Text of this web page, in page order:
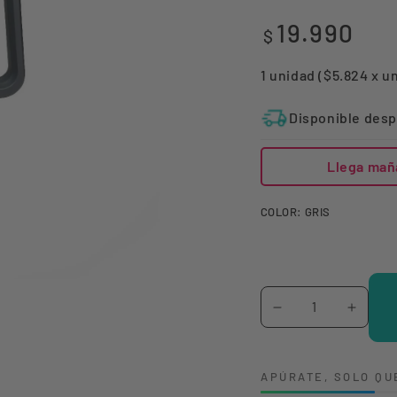
Precio
regular
$ 19.990
1 unidad ($5.824 x
Disponible
Llega
COLOR: GRIS
Cantidad
Reducir
BOTELLA
APÚRATE, SOLO